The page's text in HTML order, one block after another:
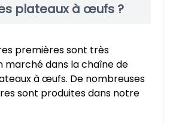
plateaux à œufs ?
premières sont très
marché dans la chaîne de
à œufs. De nombreuses
sont produites dans notre